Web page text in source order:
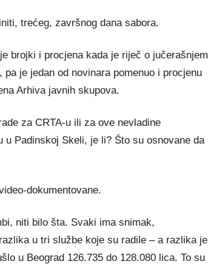
trećeg, završnog dana sabora.
brojki i procjena kada je riječ o jučerašnjem
je jedan od novinara pomenuo i procjenu
Arhiva javnih skupova.
za CRTA-u ili za ove nevladine
Padinskoj Skeli, je li? Što su osnovane da
dokumentovane.
niti bilo šta. Svaki ima snimak,
u tri službe koje su radile – a razlika je
u Beograd 126.735 do 128.080 lica. To su